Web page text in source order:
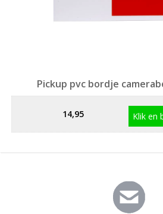
Pickup pvc bordje
14,95 Klik en